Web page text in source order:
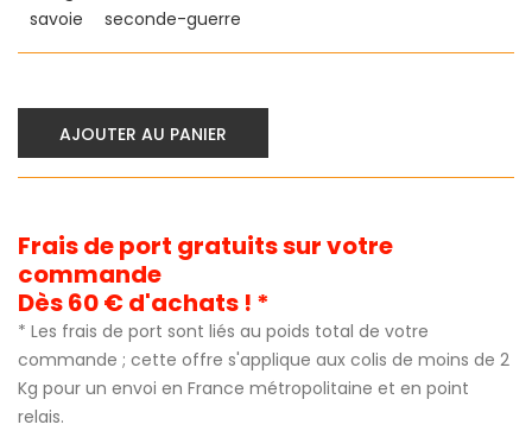
savoie
seconde-guerre
AJOUTER AU PANIER
Frais de port gratuits sur votre
commande
Dès 60 € d'achats ! *
* Les frais de port sont liés au poids total de votre
commande ; cette offre s'applique aux colis de moins de 2
Kg pour un envoi en France métropolitaine et en point
relais.